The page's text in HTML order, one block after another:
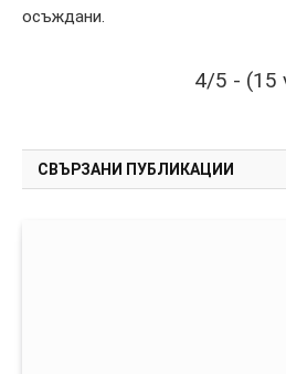
осъждани.
4/5 - (15
СВЪРЗАНИ ПУБЛИКАЦИИ